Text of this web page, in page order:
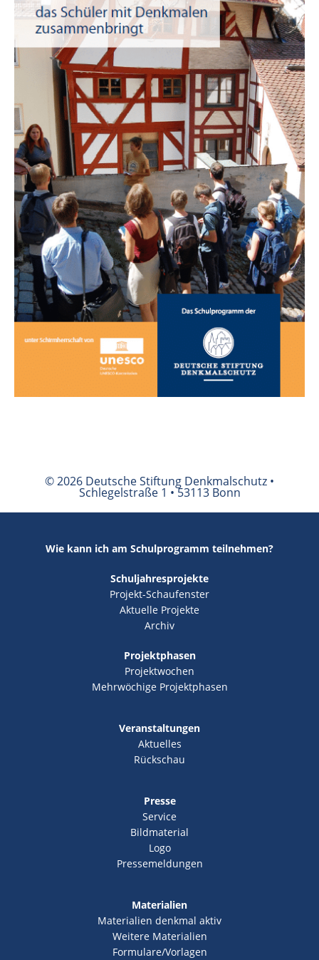
© 2026 Deutsche Stiftung Denkmalschutz •
Schlegelstraße 1 • 53113 Bonn
Wie kann ich am Schulprogramm teilnehmen?
Schuljahresprojekte
Projekt-Schaufenster
Aktuelle Projekte
Archiv
Projektphasen
Projektwochen
Mehrwöchige Projektphasen
Veranstaltungen
Aktuelles
Rückschau
Presse
Service
Bildmaterial
Logo
Pressemeldungen
Materialien
Materialien denkmal aktiv
Weitere Materialien
Formulare/Vorlagen